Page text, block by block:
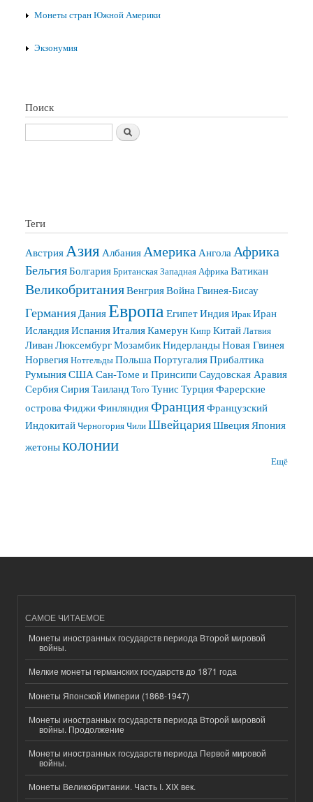
Монеты стран Южной Америки
Экзонумия
Поиск
Теги
Австрия Азия АлбанияАмерика Ангола Африка
БельгияБолгарияБританская Западная АфрикаВатикан
ВеликобританияВенгрияВойна Гвинея-Бисау
Германия ДанияЕвропа ЕгипетИндияИракИран
ИсландияИспанияИталияКамерунКипр КитайЛатвия
ЛиванЛюксембургМозамбикНидерландыНовая Гвинея
НорвегияНотгельдыПольша ПортугалияПрибалтика
РумынияСША Сан-Томе и ПринсипиСаудовская Аравия
СербияСирияТаиланд Того Тунис ТурцияФарерские
острова ФиджиФинляндияФранцияФранцузский
ИндокитайЧерногорияЧилиШвейцарияШвеция Япония
жетоныколонии
Ещё
САМОЕ ЧИТАЕМОЕ
Монеты иностранных государств периода Второй мировой
войны.
Мелкие монеты германских государств до 1871 года
Монеты Японской Империи (1868-1947)
Монеты иностранных государств периода Второй мировой
войны. Продолжение
Монеты иностранных государств периода Первой мировой
войны.
Монеты Великобритании. Часть I. XIX век.